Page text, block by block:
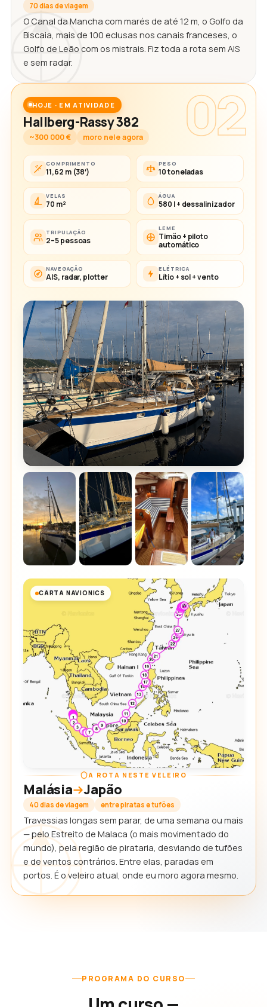
70 dias de viagem
O Canal da Mancha com marés de até 12 m, o Golfo da
Biscaia, mais de 100 eclusas nos canais franceses, o
Golfo de Leão com os mistrais. Fiz toda a rota sem AIS
e sem radar.
02
HOJE · EM ATIVIDADE
Hallberg-Rassy 382
~300 000 € moro nele agora
COMPRIMENTO
11,62 m (38′)
PESO
10 toneladas
VELAS
70 m²
ÁGUA
580 l + dessalinizador
TRIPULAÇÃO
2–5 pessoas
LEME
Timão + piloto
automático
NAVEGAÇÃO
AIS, radar, plotter
ELÉTRICA
Lítio + sol + vento
CARTA NAVIONICS
A ROTA NESTE VELEIRO
Malásia Japão
40 dias de viagem entre piratas e tufões
Travessias longas sem parar, de uma semana ou mais
— pelo Estreito de Malaca (o mais movimentado do
mundo), pela região de pirataria, desviando de tufões
e de ventos contrários. Entre elas, paradas em
portos. É o veleiro atual, onde eu moro agora mesmo.
PROGRAMA DO CURSO